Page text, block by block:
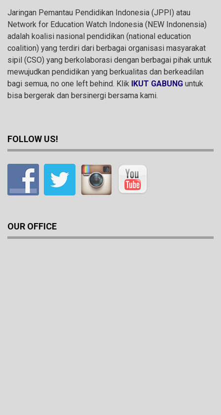
Jaringan Pemantau Pendidikan Indonesia (JPPI) atau
Network for Education Watch Indonesia (NEW Indonensia)
adalah koalisi nasional pendidikan (national education
coalition) yang terdiri dari berbagai organisasi masyarakat
sipil (CSO) yang berkolaborasi dengan berbagai pihak untuk
mewujudkan pendidikan yang berkualitas dan berkeadilan
bagi semua, no one left behind. Klik IKUT GABUNG untuk
bisa bergerak dan bersinergi bersama kami.
FOLLOW US!
OUR OFFICE